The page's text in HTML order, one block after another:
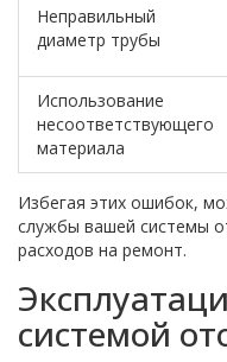
Неправильный
диаметр трубы
Использование
несоответствующего
материала
Избегая этих ошибок,
службы вашей системы
расходов на ремонт.
системой